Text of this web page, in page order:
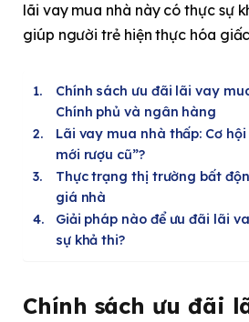
lãi vay mua nhà này có thực sự
giúp người trẻ hiện thực hóa
Chính sách ưu đãi lãi vay
Chính phủ và ngân hàng
Lãi vay mua nhà thấp: Cơ
mới rượu cũ”?
Thực trạng thị trường bất
giá nhà
Giải pháp nào để ưu đãi lãi
sự khả thi?
Chính sách ưu đãi